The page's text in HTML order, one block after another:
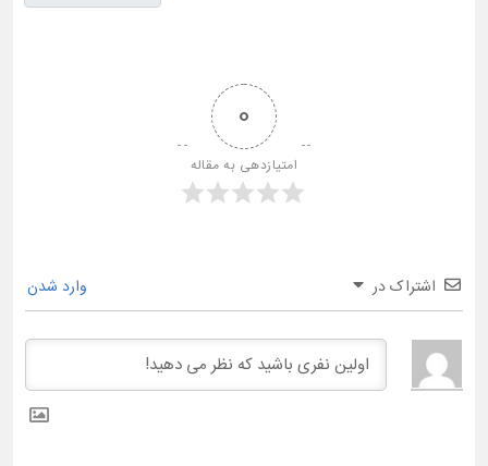
0
امتیازدهی به مقاله
اشتراک در وارد شدن